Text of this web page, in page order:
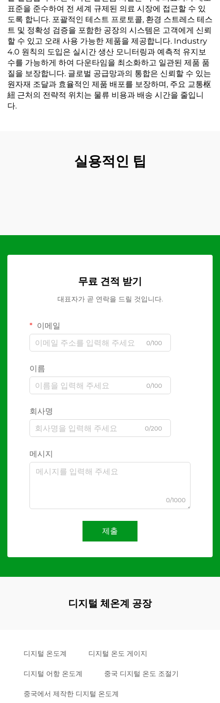
표준을 준수하여 전 세계 규제된 의료 시장에 접근할 수 있
도록 합니다. 포괄적인 테스트 프로토콜, 환경 스트레스 테스
트 및 정확성 검증을 포함한 공장의 시스템은 고객에게 신뢰
할 수 있고 오래 사용 가능한 제품을 제공합니다. Industry
4.0 원칙의 도입은 실시간 생산 모니터링과 예측적 유지보
수를 가능하게 하여 다운타임을 최소화하고 일관된 제품 품
질을 보장합니다. 글로벌 공급망과의 통합은 신뢰할 수 있는
원자재 조달과 효율적인 제품 배포를 보장하며, 주요 교통枢
紐 근처의 전략적 위치는 물류 비용과 배송 시간을 줄입니
다.
실용적인 팁
무료 견적 받기
대표자가 곧 연락을 드릴 것입니다.
이메일
0/100
이름
0/100
회사명
0/200
메시지
0/1000
제출
디지털 체온계 공장
디지털 온도계 디지털 온도 게이지
디지털 어항 온도계 중국 디지털 온도 조절기
중국에서 제작한 디지털 온도계